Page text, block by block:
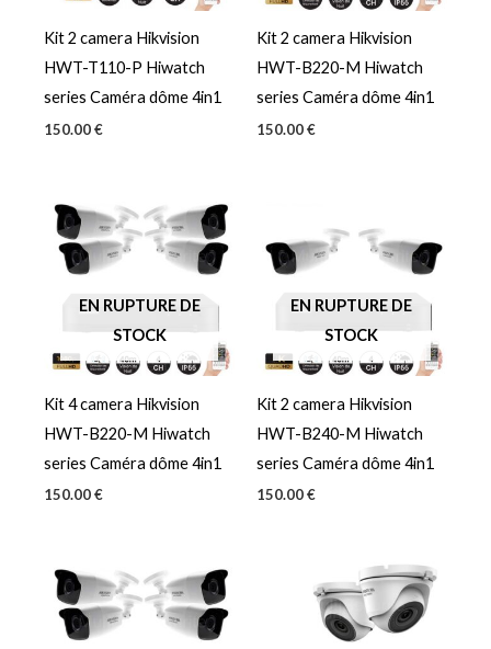
Kit 2 camera Hikvision
HWT-T110-P Hiwatch
series Caméra dôme 4in1
150.00€
Kit 2 camera Hikvision
HWT-B220-M Hiwatch
series Caméra dôme 4in1
150.00€
EN RUPTURE DE
STOCK
Kit 4 camera Hikvision
HWT-B220-M Hiwatch
series Caméra dôme 4in1
150.00€
EN RUPTURE DE
STOCK
Kit 2 camera Hikvision
HWT-B240-M Hiwatch
series Caméra dôme 4in1
150.00€